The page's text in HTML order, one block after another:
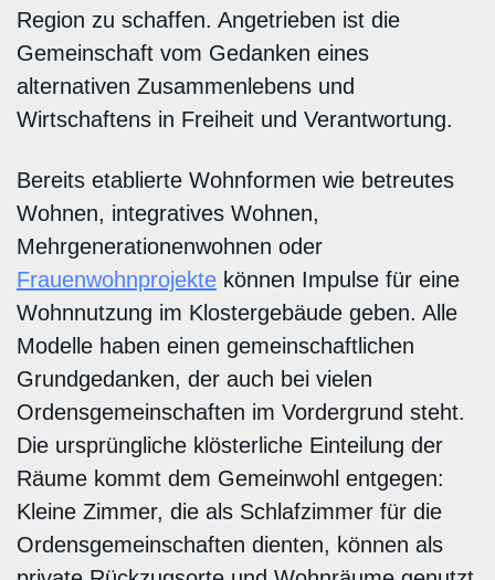
Region zu schaffen. Angetrieben ist die
Gemeinschaft vom Gedanken eines
alternativen Zusammenlebens und
Wirtschaftens in Freiheit und Verantwortung.
Bereits etablierte Wohnformen wie betreutes
Wohnen, integratives Wohnen,
Mehrgenerationenwohnen oder
Frauenwohnprojekte können Impulse für eine
Wohnnutzung im Klostergebäude geben. Alle
Modelle haben einen gemeinschaftlichen
Grundgedanken, der auch bei vielen
Ordensgemeinschaften im Vordergrund steht.
Die ursprüngliche klösterliche Einteilung der
Räume kommt dem Gemeinwohl entgegen:
Kleine Zimmer, die als Schlafzimmer für die
Ordensgemeinschaften dienten, können als